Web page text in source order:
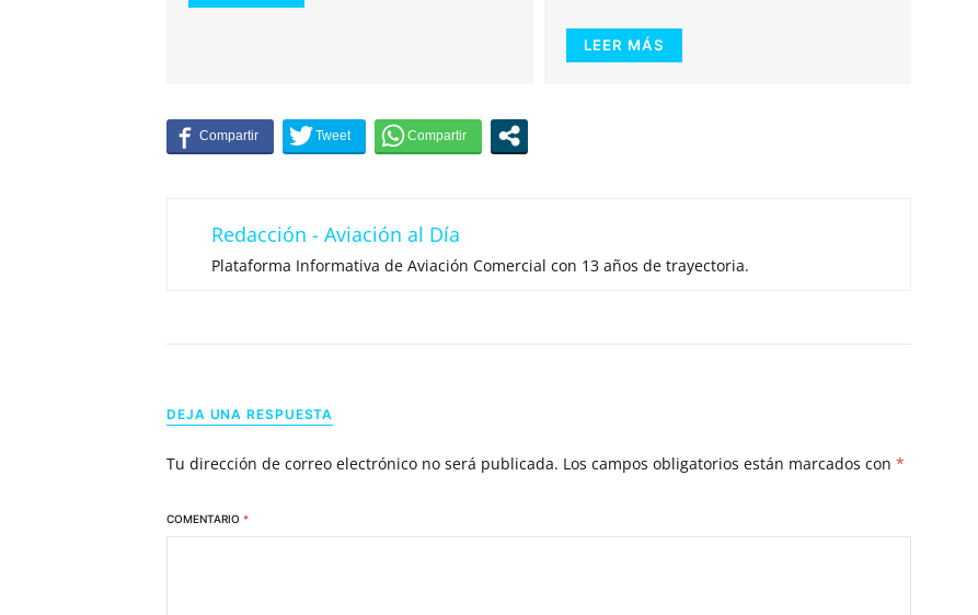
LEER MÁS
Redacción - Aviación al Día
Plataforma Informativa de Aviación Comercial con 13 años de trayectoria.
DEJA UNA RESPUESTA
Tu dirección de correo electrónico no será publicada. Los campos obligatorios están marcados con *
COMENTARIO *